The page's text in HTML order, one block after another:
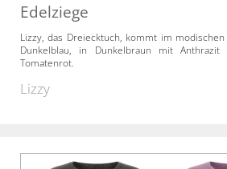
Edelziege
Lizzy, das Dreiecktuch, kommt im
Dunkelblau, in Dunkelbraun mit
Tomatenrot.
Lizzy